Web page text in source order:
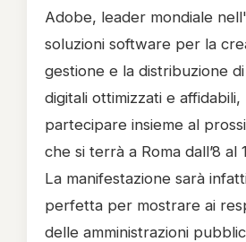
Adobe, leader mondiale
soluzioni software per la
gestione e la distribuzione
digitali ottimizzati e
partecipare insieme al
che si terrà a Roma dall’8 al
La manifestazione sarà
perfetta per mostrare ai
delle amministrazioni